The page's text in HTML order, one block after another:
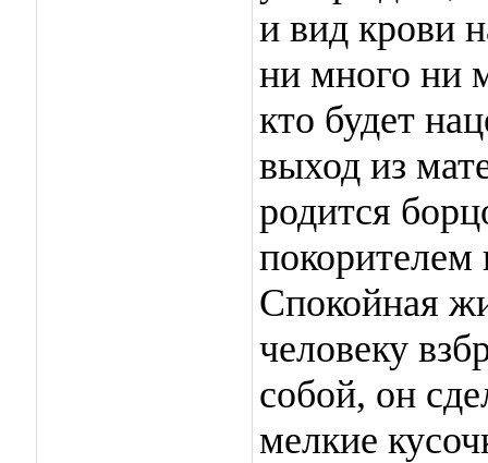
и вид крови
ни много ни
кто будет
выход из
родится
покорителем
Спокойная
человеку
собой, он
мелкие